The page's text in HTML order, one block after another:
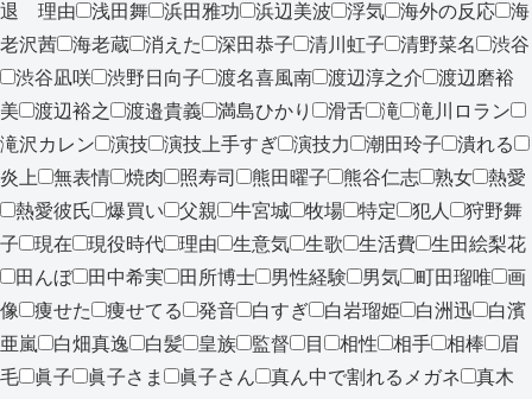
退 理由
浅田舞 浜田雅功 浜辺美波 浮気 海外の反応
海
老沢茜
海老蔵 消えた 深田恭子 清川虹子 清野菜名
渋谷
渋谷凪咲
渋野日向子 渡名喜風南 渡辺淳之介
渡辺磨裕
美
渡辺裕之 渡邉貴義 満島ひかり 滑舌 滝
滝川ロラン
滝沢カレン
演技 演技上手すぎ 演技力 潮田玲子
潰れる
炎上
無表情 焼肉 照寿司 熊田曜子 熊谷仁志 熟女
熱愛
熱愛彼氏
爆買い 父親 牛宮城 牧場 特定 犯人
狩野舞
子
現在 現役時代 理由 生意気 生歌 生活費
生田絵梨花
田んぼ
田中希実 田所博士 男性経験 男気 町田瑠唯
画
像
痩せた 痩せてる 発音 白すぎ 白岩瑠姫 白洲迅
白濱
亜嵐
白畑真逸 白髪 皇族 監督 目 相性 相手 相棒
眉
毛
眞子 眞子さま 眞子さん 真ん中で割れるメガネ
真木